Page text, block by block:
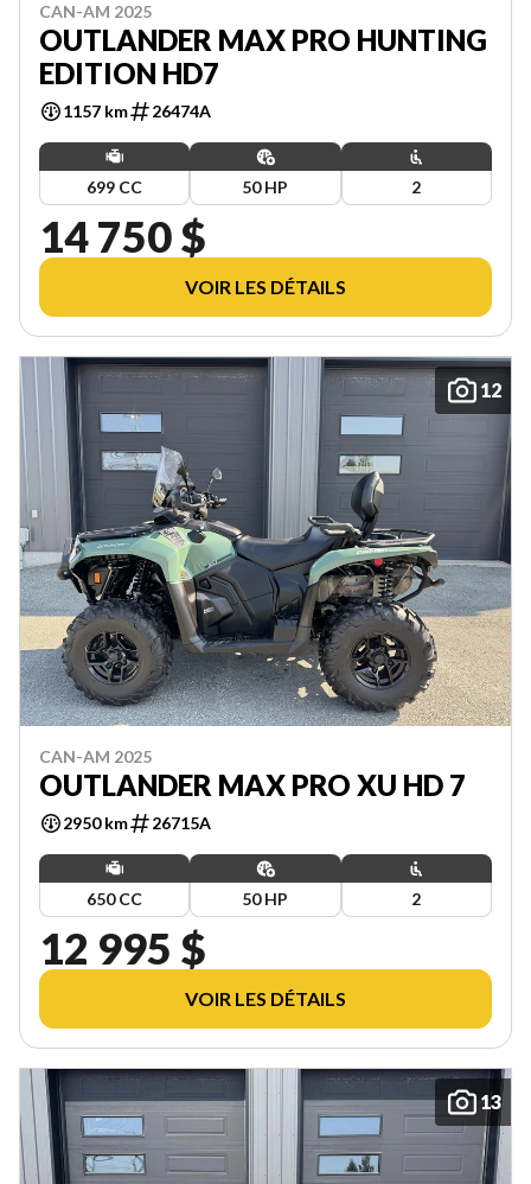
CAN-AM 2025
OUTLANDER MAX PRO HUNTING
EDITION HD7
1157 km 26474A
699 CC 50 HP 2
14 750 $
VOIR LES DÉTAILS
12
CAN-AM 2025
OUTLANDER MAX PRO XU HD 7
2950 km 26715A
650 CC 50 HP 2
12 995 $
VOIR LES DÉTAILS
13